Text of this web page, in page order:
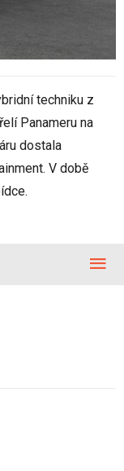
techniku z
Panameru na
dostala
V době